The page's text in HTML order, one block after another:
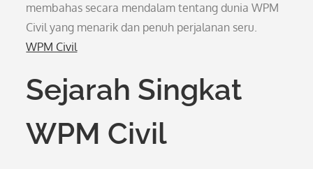
membahas secara mendalam tentang dunia WPM
Civil yang menarik dan penuh perjalanan seru.
WPM Civil
Sejarah Singkat
WPM Civil